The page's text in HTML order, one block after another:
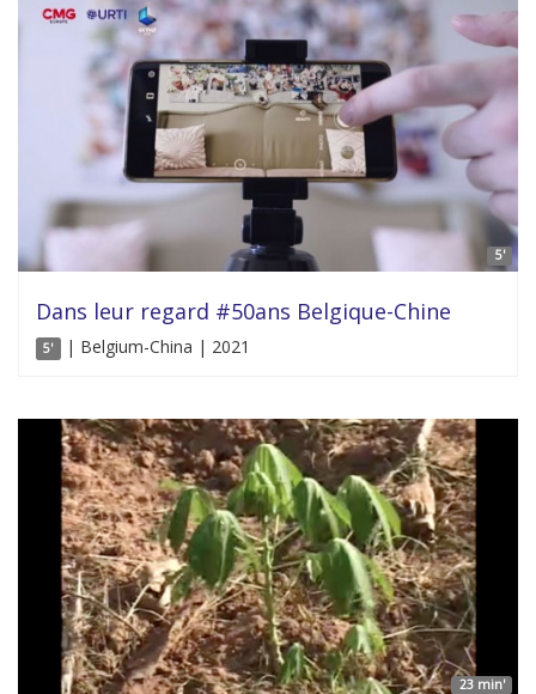
5'
Dans leur regard #50ans Belgique-Chine
5' | Belgium-China | 2021
23 min'